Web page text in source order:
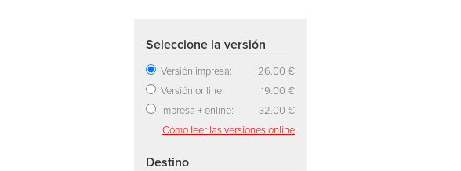
Seleccione la versión
Versión impresa:
26.00 €
Versión online:
19.00 €
Impresa + online:
32.00 €
Cómo leer las versiones online
Destino